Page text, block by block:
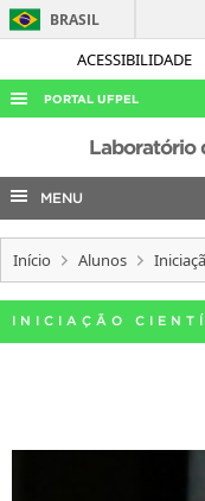
ACESSIBILIDADE
BRASIL
PORTAL UFPEL
ACESSO À INFORMAÇÃO
AUDITORIA
COBALTO
CONCURSOS
EDITAIS
INTERNACIONAL
Laboratório
MENU
Início Alunos
INICIAÇÃO